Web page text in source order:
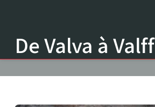
De Valva à Valff